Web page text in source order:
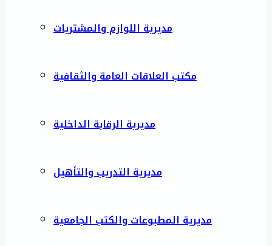
مديرية اللوازم والمشتريات
مكتب العلاقات العامة والثقافية
مديرية الرقابة الداخلية
مديرية التدريب والتأهيل
مديرية المطبوعات والكتب الجامعية